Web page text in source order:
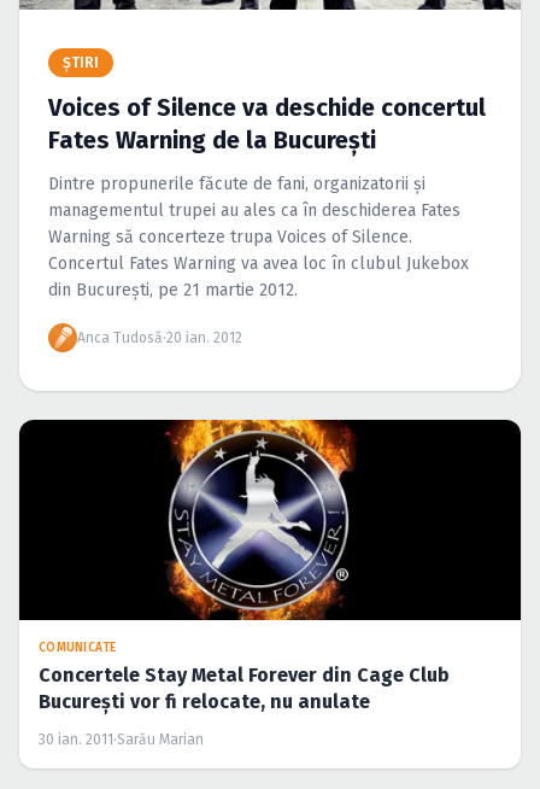
Caută în site...
ŞTIRI
Voices of Silence va deschide concertul
Fates Warning de la Bucureşti
Dintre propunerile făcute de fani, organizatorii şi
managementul trupei au ales ca în deschiderea Fates
Warning să concerteze trupa Voices of Silence.
Concertul Fates Warning va avea loc în clubul Jukebox
din Bucureşti, pe 21 martie 2012.
Anca Tudosă·20 ian. 2012
COMUNICATE
Concertele Stay Metal Forever din Cage Club
Bucureşti vor fi relocate, nu anulate
30 ian. 2011 ·Sarău Marian